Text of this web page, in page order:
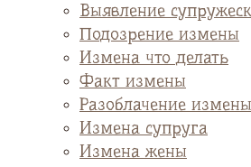
Выявление
Подозрение измены
Измена что делать
Факт измены
Разоблачение измены
Измена супруга
Измена жены